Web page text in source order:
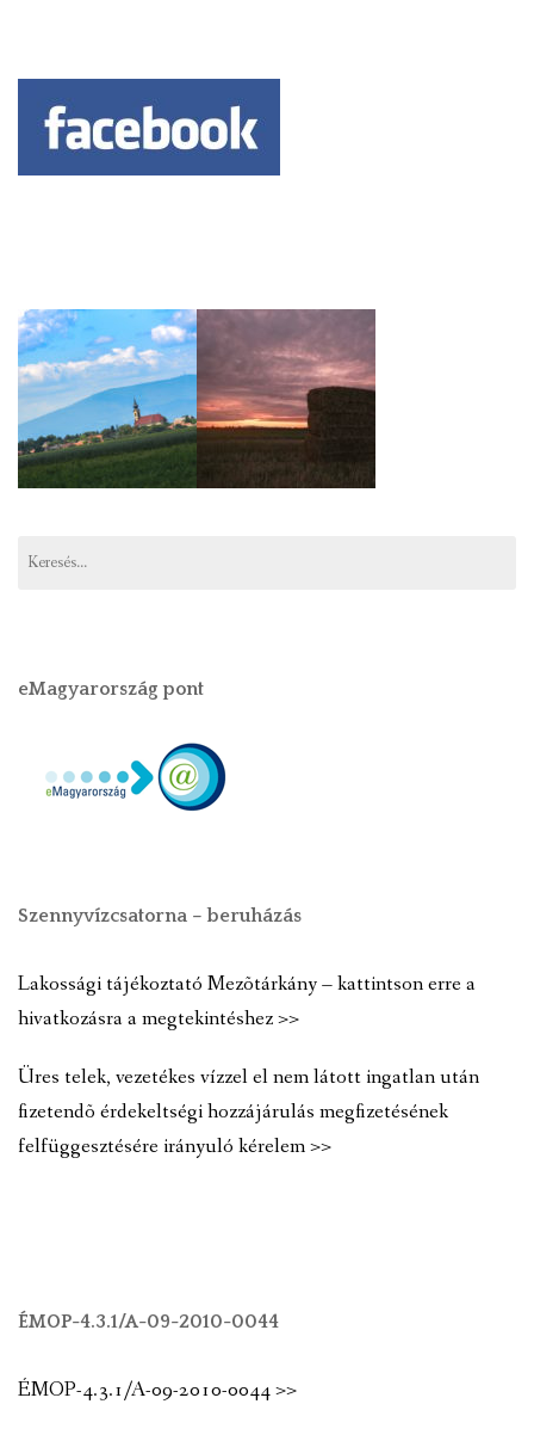
eMagyarország pont
Szennyvízcsatorna – beruházás
Lakossági tájékoztató Mezõtárkány – kattintson erre a
hivatkozásra a megtekintéshez >>
Üres telek, vezetékes vízzel el nem látott ingatlan után
fizetendõ érdekeltségi hozzájárulás megfizetésének
felfüggesztésére irányuló kérelem >>
ÉMOP-4.3.1/A-09-2010-0044
ÉMOP-4.3.1/A-09-2010-0044 >>